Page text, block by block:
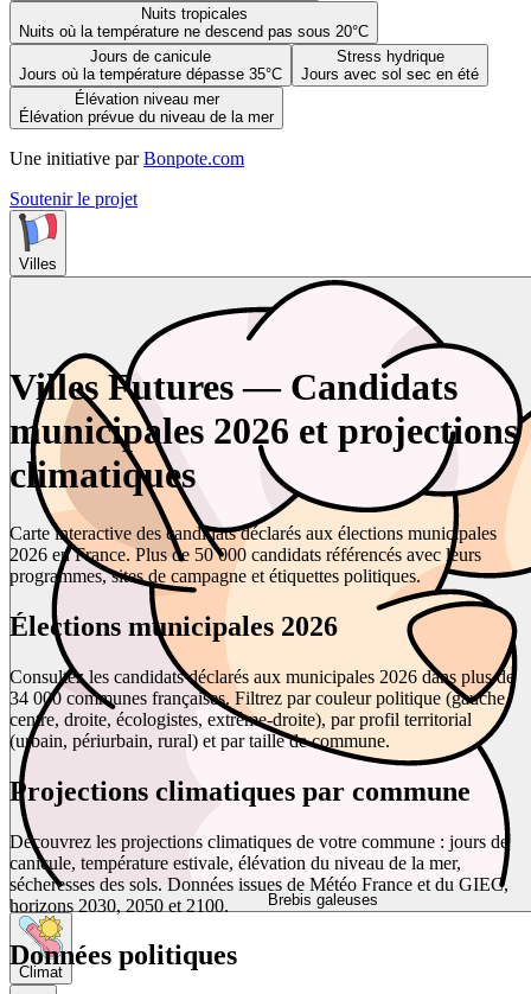
Nuits tropicales
Nuits où la température ne descend pas sous 20°C
Jours de canicule
Jours où la température dépasse 35°C
Stress hydrique
Jours avec sol sec en été
Élévation niveau mer
Élévation prévue du niveau de la mer
Une initiative par Bonpote.com
Soutenir le projet
Villes
Brebis galeuses
Climat
Villes Futures — Candidats
municipales 2026 et projections
climatiques
Carte interactive des candidats déclarés aux élections municipales
2026 en France. Plus de 50 000 candidats référencés avec leurs
programmes, sites de campagne et étiquettes politiques.
Élections municipales 2026
Consultez les candidats déclarés aux municipales 2026 dans plus de
34 000 communes françaises. Filtrez par couleur politique (gauche,
centre, droite, écologistes, extrême-droite), par profil territorial
(urbain, périurbain, rural) et par taille de commune.
Projections climatiques par commune
Découvrez les projections climatiques de votre commune : jours de
canicule, température estivale, élévation du niveau de la mer,
sécheresses des sols. Données issues de Météo France et du GIEC,
horizons 2030, 2050 et 2100.
Données politiques